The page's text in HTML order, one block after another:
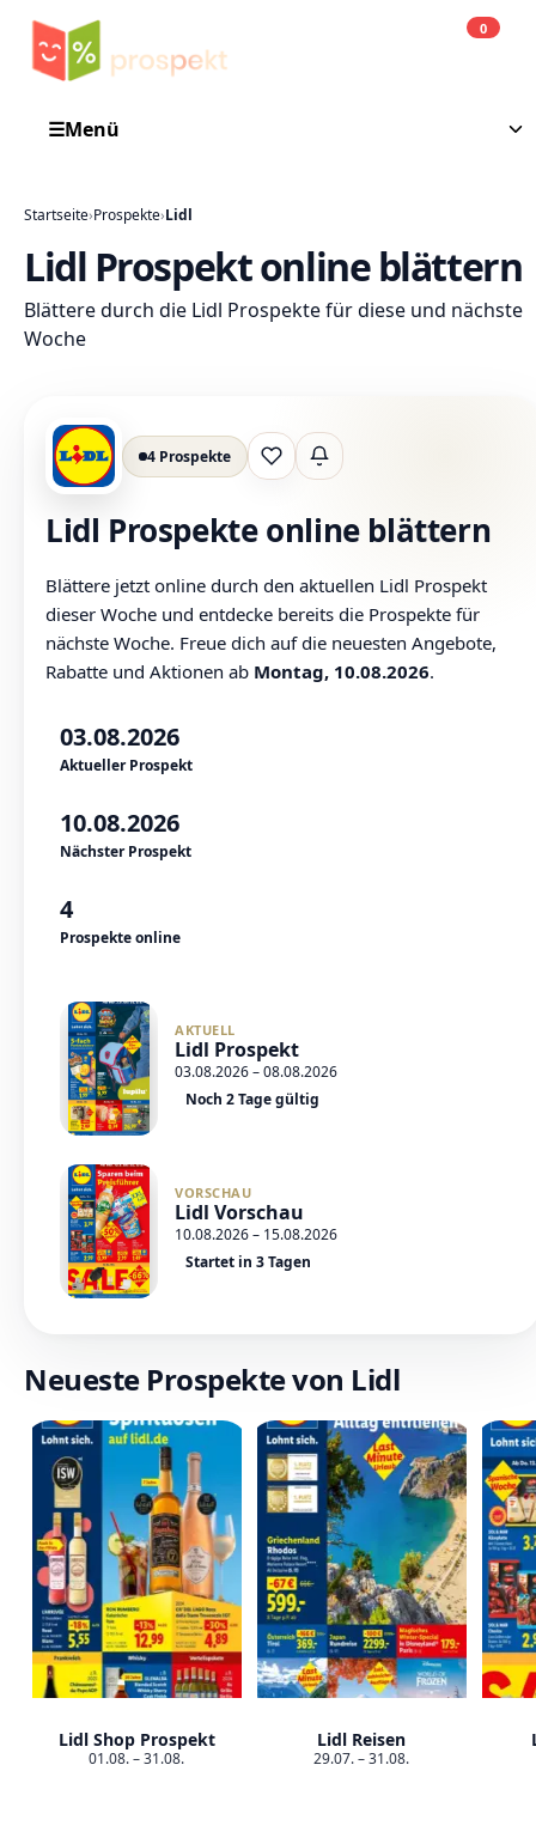
0
☰Menü
Startseite›Prospekte›Lidl
Lidl Prospekt online blättern
Blättere durch die Lidl Prospekte für diese und nächste
Woche
4 Prospekte Lieblingsprospekt
Lidl Prospekte online blättern
Blättere jetzt online durch den aktuellen Lidl Prospekt
dieser Woche und entdecke bereits die Prospekte für
nächste Woche. Freue dich auf die neuesten Angebote,
Rabatte und Aktionen ab Montag, 10.08.2026.
03.08.2026
Aktueller Prospekt
10.08.2026
Nächster Prospekt
4
Prospekte online
AKTUELL
Lidl Prospekt
03.08.2026 – 08.08.2026
Noch 2 Tage gültig
VORSCHAU
Lidl Vorschau
10.08.2026 – 15.08.2026
Startet in 3 Tagen
Neueste Prospekte von Lidl
Lidl Shop Prospekt
01.08. – 31.08.
Lidl Reisen
29.07. – 31.08.